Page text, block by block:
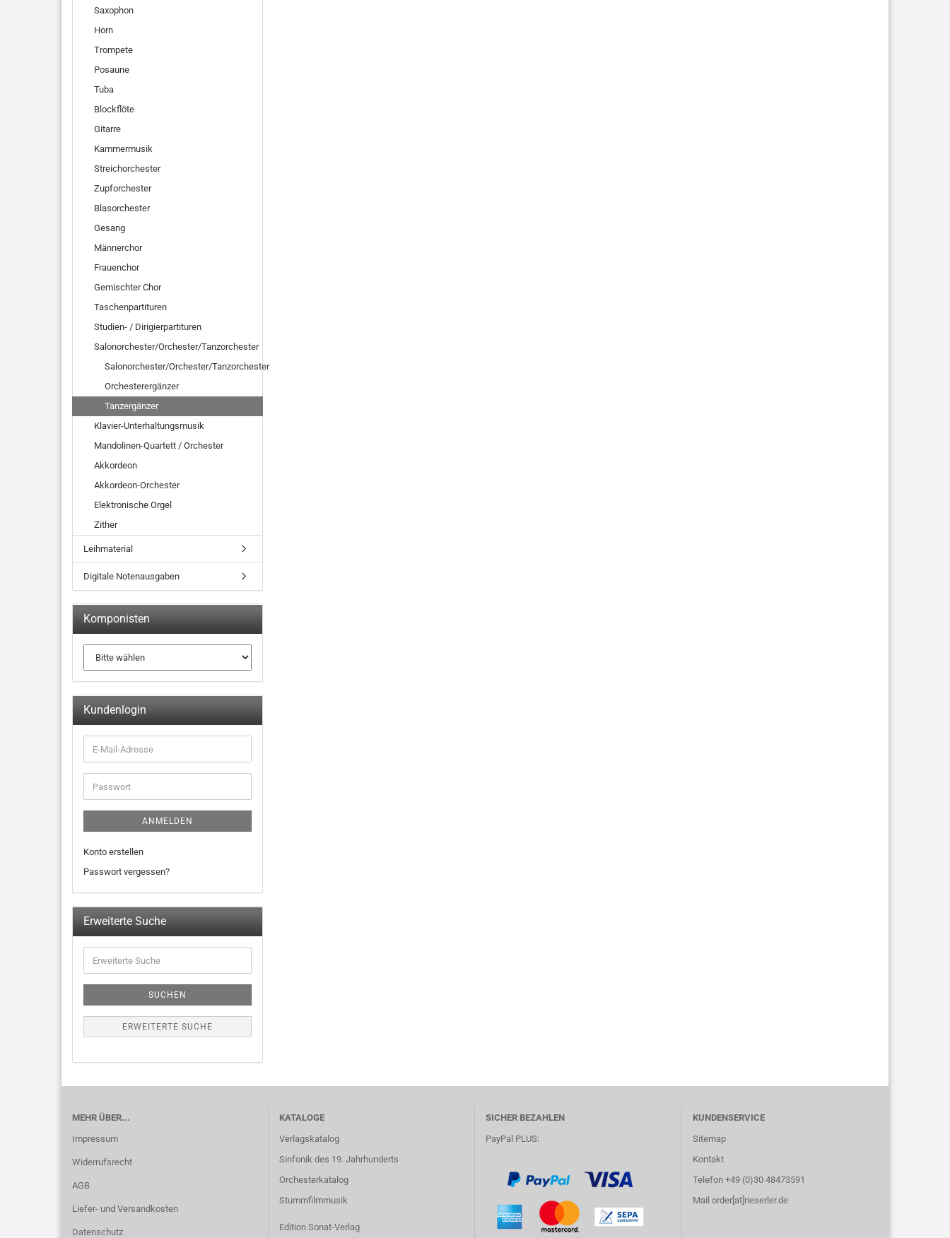
Saxophon
Horn
Trompete
Posaune
Tuba
Blockflöte
Gitarre
Kammermusik
Streichorchester
Zupforchester
Blasorchester
Gesang
Männerchor
Frauenchor
Gemischter Chor
Taschenpartituren
Studien- / Dirigierpartituren
Salonorchester/Orchester/Tanzorchester
Salonorchester/Orchester/Tanzorchester
Orchesterergänzer
Tanzergänzer
Klavier-Unterhaltungsmusik
Mandolinen-Quartett / Orchester
Akkordeon
Akkordeon-Orchester
Elektronische Orgel
Zither
Leihmaterial
Digitale Notenausgaben
Komponisten
Kundenlogin
ANMELDEN
Konto erstellen
Passwort vergessen?
Erweiterte Suche
SUCHEN
ERWEITERTE SUCHE
MEHR ÜBER...
Impressum
Widerrufsrecht
AGB
Liefer- und Versandkosten
Datenschutz
KATALOGE
Verlagskatalog
Sinfonik des 19. Jahrhunderts
Orchesterkatalog
Stummfilmmusik
Edition Sonat-Verlag
SICHER BEZAHLEN
PayPal PLUS:
KUNDENSERVICE
Sitemap
Kontakt
Telefon +49 (0)30 48473591
Mail order[at]rieserler.de